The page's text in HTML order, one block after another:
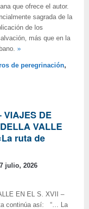
que ofrece el autor.
sagrada de la
de los
más que en la
»
de peregrinación,
VIAJES DE
VALLE
ruta de
julio, 2026
EN EL S. XVII –
continúa así: “… La